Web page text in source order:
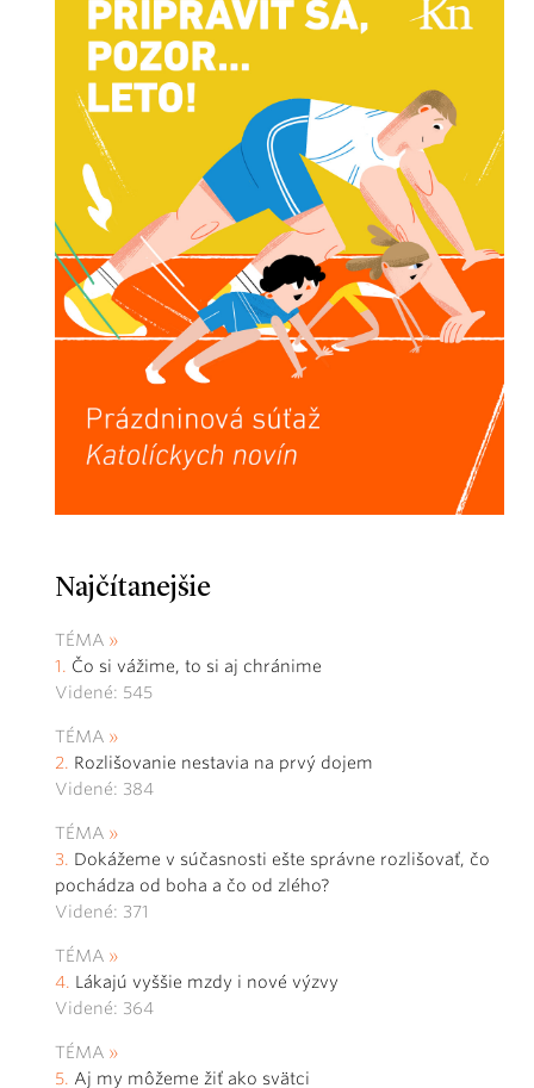
Najčítanejšie
TÉMA
Čo si vážime, to si aj chránime
Videné: 545
TÉMA
Rozlišovanie nestavia na prvý dojem
Videné: 384
TÉMA
Dokážeme v súčasnosti ešte správne rozlišovať, čo
pochádza od boha a čo od zlého?
Videné: 371
TÉMA
Lákajú vyššie mzdy i nové výzvy
Videné: 364
TÉMA
Aj my môžeme žiť ako svätci